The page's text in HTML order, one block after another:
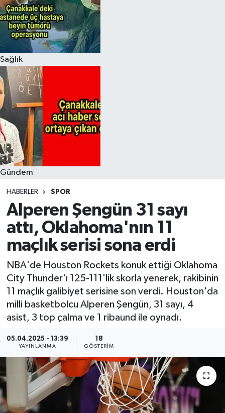
Sağlık
Gündem
HABERLER SPOR
Alperen Şengün 31 sayı
attı, Oklahoma'nın 11
maçlık serisi sona erdi
NBA'de Houston Rockets konuk ettiği Oklahoma
City Thunder'ı 125-111'lik skorla yenerek, rakibinin
11 maçlık galibiyet serisine son verdi. Houston'da
milli basketbolcu Alperen Şengün, 31 sayı, 4
asist, 3 top çalma ve 1 ribaund ile oynadı.
05.04.2025 - 13:39
YAYINLANMA
18
GÖSTERIM